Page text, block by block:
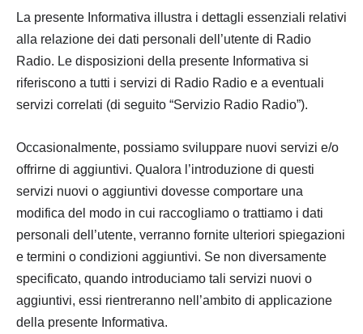
La presente Informativa illustra i dettagli essenziali relativi
alla relazione dei dati personali dell’utente di Radio
Radio. Le disposizioni della presente Informativa si
riferiscono a tutti i servizi di Radio Radio e a eventuali
servizi correlati (di seguito “Servizio Radio Radio”).
Occasionalmente, possiamo sviluppare nuovi servizi e/o
offrirne di aggiuntivi. Qualora l’introduzione di questi
servizi nuovi o aggiuntivi dovesse comportare una
modifica del modo in cui raccogliamo o trattiamo i dati
personali dell’utente, verranno fornite ulteriori spiegazioni
e termini o condizioni aggiuntivi. Se non diversamente
specificato, quando introduciamo tali servizi nuovi o
aggiuntivi, essi rientreranno nell’ambito di applicazione
della presente Informativa.